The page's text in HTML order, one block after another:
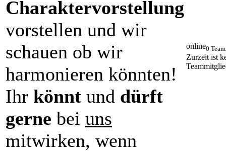
Charaktervorstellung
vorstellen und wir
schauen ob wir
harmonieren könnten!
Ihr könnt und dürft
gerne bei uns
mitwirken, wenn
online0
Zurzeit ist